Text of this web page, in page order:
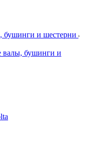
бушинги и шестерни
валы, бушинги и